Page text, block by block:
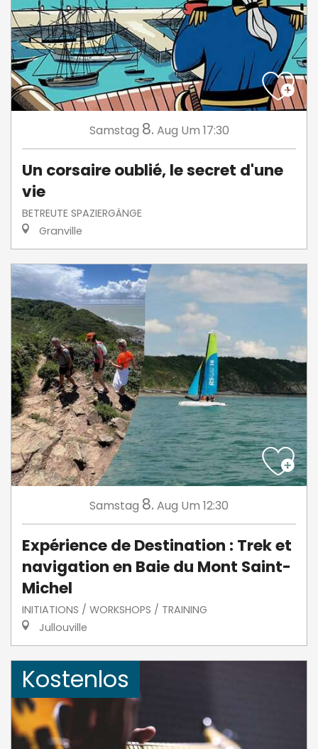
Samstag 8. Aug Um 17:30
Un corsaire oublié, le secret d'une
vie
BETREUTE SPAZIERGÄNGE
Granville
Samstag 8. Aug Um 12:30
Expérience de Destination : Trek et
navigation en Baie du Mont Saint-
Michel
INITIATIONS / WORKSHOPS / TRAINING
Jullouville
Kostenlos